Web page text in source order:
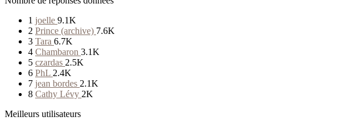
1 joelle 9.1K
2 Prince (archive) 7.6K
3 Tara 6.7K
4 Chambaron 3.1K
5 czardas 2.5K
6 PhL 2.4K
7 jean bordes 2.1K
8 Cathy Lévy 2K
Meilleurs utilisateurs